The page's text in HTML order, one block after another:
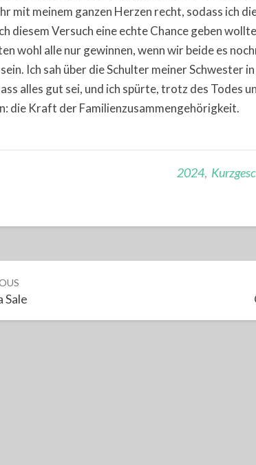
mit meinem ganzen Herzen recht, sodass ich
diesem Versuch eine echte Chance geben
wohl alle nur gewinnen, wenn wir beide es
Ich sah über die Schulter meiner Schwester
alles gut sei, und ich spürte, trotz des Todes
die Kraft der Familienzusammengehörigkeit.
2024,
Sale